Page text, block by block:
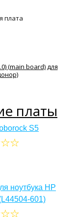
плата
платы
S5
ноутбука HP
601)